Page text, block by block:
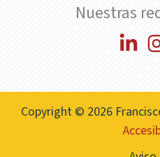
Nuestras
Copyright © 2026